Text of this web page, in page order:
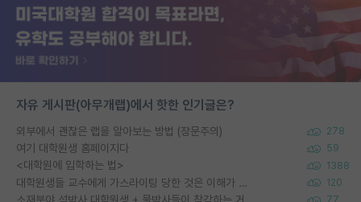
자유 게시판(아무개랩)에서 핫한 인기글은?
외부에서 괜찮은 랩을 알아보는 방법 (장문주의) 278
여기 대학원생 홈페이지다 59
<대학원에 입학하는 법> 1388
대학원생들 교수에게 가스라이팅 당한 것은 이해가 갑니다. 안타깝네요. 120